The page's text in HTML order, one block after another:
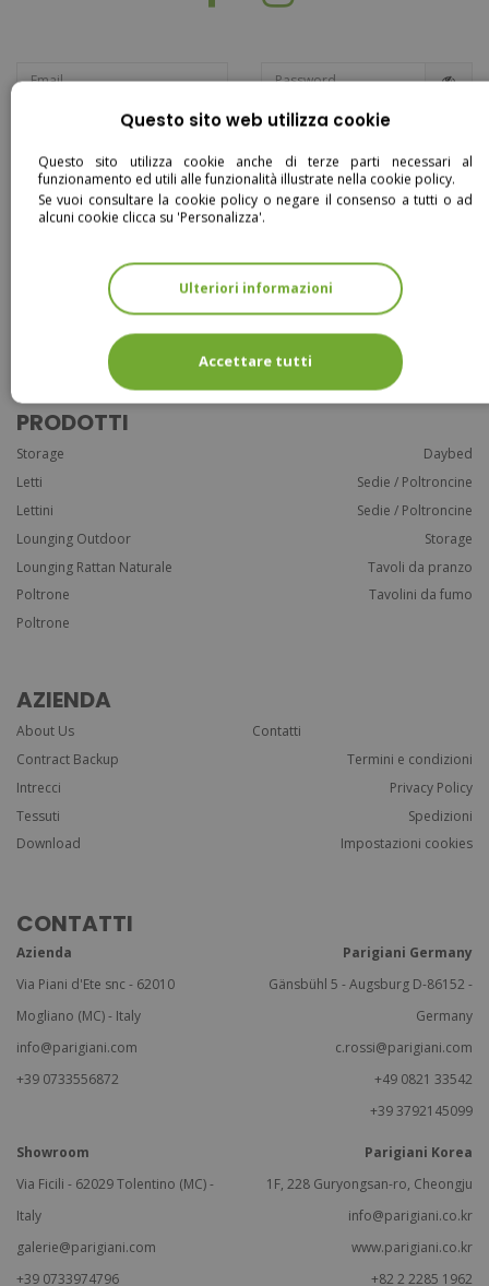
Entra
COLLEZIONI
Rattan Naturale
PRODOTTI
Storage
Letti
Lettini
Lounging Outdoor
Lounging Rattan Naturale
Poltrone
Poltrone
Daybed
Sedie / Poltroncine
Sedie / Poltroncine
Storage
Tavoli da pranzo
Tavolini da fumo
AZIENDA
About Us
Contract Backup
Intrecci
Tessuti
Download
Contatti
Termini e condizioni
Privacy Policy
Spedizioni
Impostazioni cookies
CONTATTI
Azienda
Via Piani d'Ete snc - 62010
Mogliano (MC) - Italy
info@parigiani.com
+39 0733556872
Parigiani Germany
Gänsbühl 5 - Augsburg D-86152 -
Germany
c.rossi@parigiani.com
+49 0821 33542
+39 3792145099
Showroom
Via Ficili - 62029 Tolentino (MC) -
Italy
galerie@parigiani.com
+39 0733974796
Parigiani Korea
1F, 228 Guryongsan-ro, Cheongju
info@parigiani.co.kr
www.parigiani.co.kr
+82 2 2285 1962
Questo sito web utilizza cookie
Questo sito utilizza cookie anche di terze parti necessari al
funzionamento ed utili alle funzionalità illustrate nella cookie policy.
Se vuoi consultare la cookie policy o negare il consenso a tutti o ad
alcuni cookie clicca su 'Personalizza'.
Ulteriori informazioni
Accettare tutti